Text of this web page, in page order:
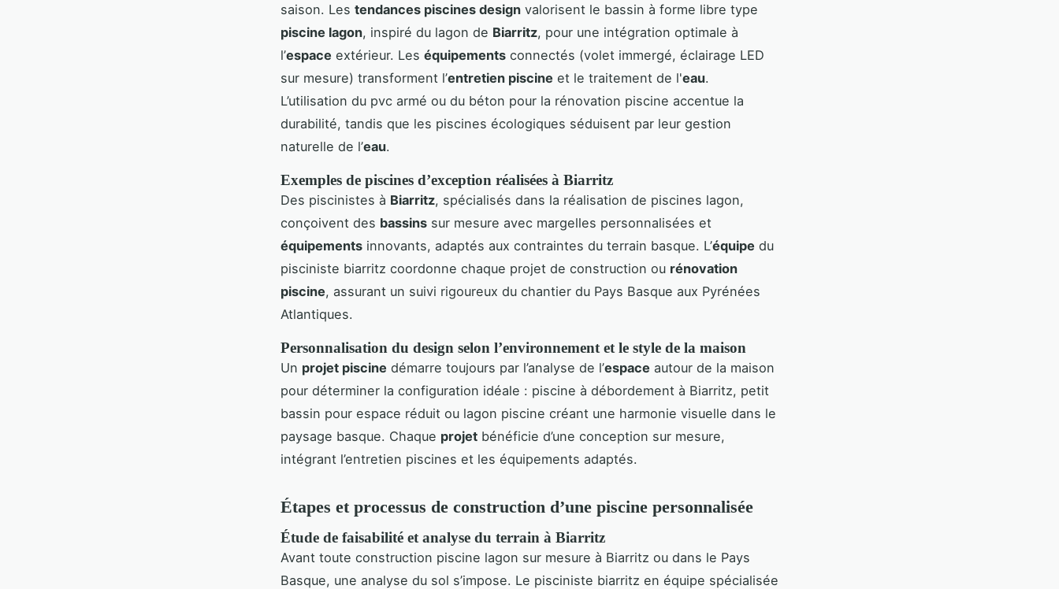
saison. Les tendances piscines design valorisent le bassin à forme libre type
piscine lagon, inspiré du lagon de Biarritz, pour une intégration optimale à
l’espace extérieur. Les équipements connectés (volet immergé, éclairage LED
sur mesure) transforment l’entretien piscine et le traitement de l'eau.
L’utilisation du pvc armé ou du béton pour la rénovation piscine accentue la
durabilité, tandis que les piscines écologiques séduisent par leur gestion
naturelle de l’eau.
Exemples de piscines d’exception réalisées à Biarritz
Des piscinistes à Biarritz, spécialisés dans la réalisation de piscines lagon,
conçoivent des bassins sur mesure avec margelles personnalisées et
équipements innovants, adaptés aux contraintes du terrain basque. L’équipe du
pisciniste biarritz coordonne chaque projet de construction ou rénovation
piscine, assurant un suivi rigoureux du chantier du Pays Basque aux Pyrénées
Atlantiques.
Personnalisation du design selon l’environnement et le style de la maison
Un projet piscine démarre toujours par l’analyse de l’espace autour de la maison
pour déterminer la configuration idéale : piscine à débordement à Biarritz, petit
bassin pour espace réduit ou lagon piscine créant une harmonie visuelle dans le
paysage basque. Chaque projet bénéficie d’une conception sur mesure,
intégrant l’entretien piscines et les équipements adaptés.
Étapes et processus de construction d’une piscine personnalisée
Étude de faisabilité et analyse du terrain à Biarritz
Avant toute construction piscine lagon sur mesure à Biarritz ou dans le Pays
Basque, une analyse du sol s’impose. Le pisciniste biarritz en équipe spécialisée